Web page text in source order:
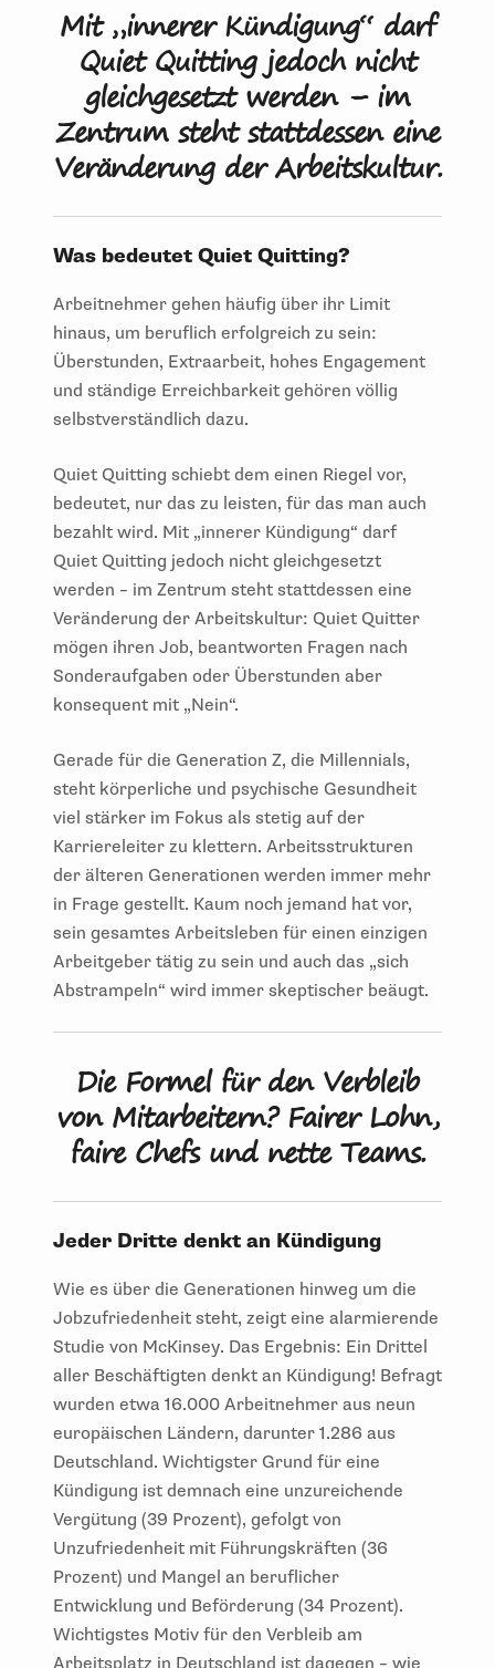
Mit „innerer Kündigung“ darf
Quiet Quitting jedoch nicht
gleichgesetzt werden – im
Zentrum steht stattdessen eine
Veränderung der Arbeitskultur.
Was bedeutet Quiet Quitting?
Arbeitnehmer gehen häufig über ihr Limit
hinaus, um beruflich erfolgreich zu sein:
Überstunden, Extraarbeit, hohes Engagement
und ständige Erreichbarkeit gehören völlig
selbstverständlich dazu.
Quiet Quitting schiebt dem einen Riegel vor,
bedeutet, nur das zu leisten, für das man auch
bezahlt wird. Mit „innerer Kündigung“ darf
Quiet Quitting jedoch nicht gleichgesetzt
werden – im Zentrum steht stattdessen eine
Veränderung der Arbeitskultur: Quiet Quitter
mögen ihren Job, beantworten Fragen nach
Sonderaufgaben oder Überstunden aber
konsequent mit „Nein“.
Gerade für die Generation Z, die Millennials,
steht körperliche und psychische Gesundheit
viel stärker im Fokus als stetig auf der
Karriereleiter zu klettern. Arbeitsstrukturen
der älteren Generationen werden immer mehr
in Frage gestellt. Kaum noch jemand hat vor,
sein gesamtes Arbeitsleben für einen einzigen
Arbeitgeber tätig zu sein und auch das „sich
Abstrampeln“ wird immer skeptischer beäugt.
Die Formel für den Verbleib
von Mitarbeitern? Fairer Lohn,
faire Chefs und nette Teams.
Jeder Dritte denkt an Kündigung
Wie es über die Generationen hinweg um die
Jobzufriedenheit steht, zeigt eine alarmierende
Studie von McKinsey. Das Ergebnis: Ein Drittel
aller Beschäftigten denkt an Kündigung! Befragt
wurden etwa 16.000 Arbeitnehmer aus neun
europäischen Ländern, darunter 1.286 aus
Deutschland. Wichtigster Grund für eine
Kündigung ist demnach eine unzureichende
Vergütung (39 Prozent), gefolgt von
Unzufriedenheit mit Führungskräften (36
Prozent) und Mangel an beruflicher
Entwicklung und Beförderung (34 Prozent).
Wichtigstes Motiv für den Verbleib am
Arbeitsplatz in Deutschland ist dagegen – wie